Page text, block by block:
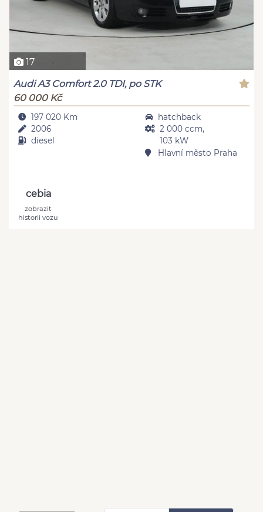
17
Audi A3 Comfort 2.0 TDI, po STK
60 000 Kč
197 020 Km
2006
diesel
hatchback
2 000 ccm,
103 kW
Hlavní město Praha
cebia
zobrazit
historii vozu